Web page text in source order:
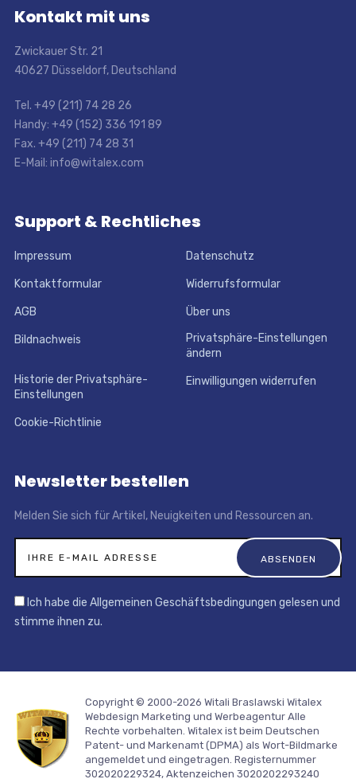
Kontakt mit uns
Zwickauer Str. 21
40627 Düsseldorf, Deutschland
Tel. +49 (211) 74 28 26
Handy: +49 (152) 336 191 89
Fax. +49 (211) 74 28 31
E-Mail: info@witalex.com
Support & Rechtliches
Impressum Datenschutz
Kontaktformular Widerrufsformular
AGB Über uns
Bildnachweis
Privatsphäre-Einstellungen
ändern
Historie der Privatsphäre-
Einstellungen
Einwilligungen widerrufen
Cookie-Richtlinie
Newsletter bestellen
Melden Sie sich für Artikel, Neuigkeiten und Ressourcen an.
Ich habe die Allgemeinen Geschäftsbedingungen gelesen und
stimme ihnen zu.
Copyright © 2000-2026 Witali Braslawski Witalex
Webdesign Marketing und WerbeagenturAlle
Rechte vorbehalten. Witalex ist beim Deutschen
Patent- und Markenamt (DPMA) als Wort-Bildmarke
angemeldet und eingetragen. Registernummer
302020229324, Aktenzeichen 3020202293240